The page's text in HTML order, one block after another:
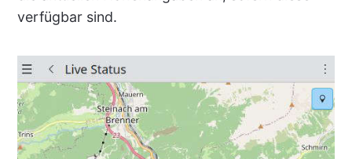
verfügbar sind.